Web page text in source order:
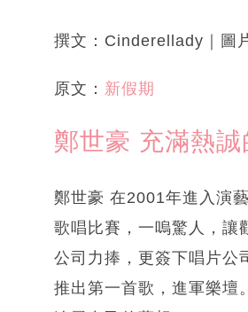
撰文：Cinderellady｜圖
原文： 新假期
鄭世豪 充滿熱
鄭世豪 在2001年進入演
歌唱比賽，一嗚驚人，讓
公司力捧，更簽下唱片公
推出第一首歌，進軍樂壇